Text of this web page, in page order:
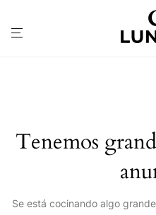
Tenemos
Se está cocinando algo